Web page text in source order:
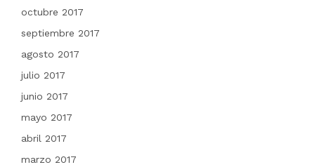
octubre 2017
septiembre 2017
agosto 2017
julio 2017
junio 2017
mayo 2017
abril 2017
marzo 2017